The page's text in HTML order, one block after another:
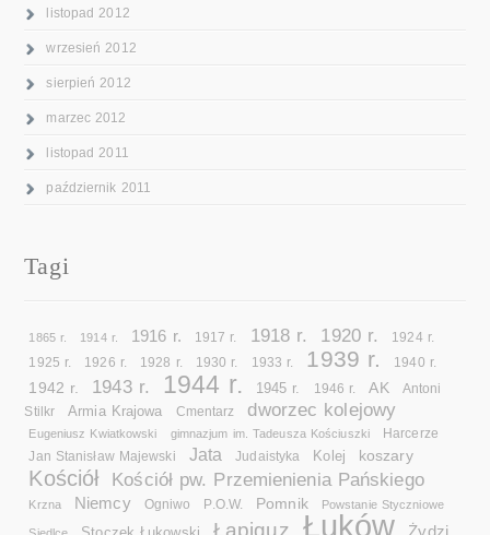
listopad 2012
wrzesień 2012
sierpień 2012
marzec 2012
listopad 2011
październik 2011
Tagi
1865 r. 1914 r. 1916 r. 1917 r. 1918 r. 1920 r. 1924 r.
1925 r. 1926 r. 1928 r. 1930 r. 1933 r. 1939 r. 1940 r.
1942 r. 1943 r. 1944 r. 1945 r. 1946 r. AK
Antoni
Stilkr
Armia Krajowa Cmentarz dworzec kolejowy
Eugeniusz Kwiatkowski gimnazjum im. Tadeusza Kościuszki Harcerze
Jan Stanisław Majewski Jata Judaistyka Kolej koszary
Kościół Kościół pw. Przemienienia Pańskiego
Krzna Niemcy Ogniwo P.O.W. Pomnik Powstanie Styczniowe
Łapiguz Łuków